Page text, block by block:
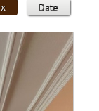
Date